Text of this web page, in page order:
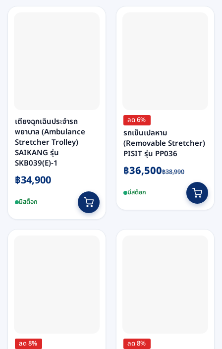
เตียงฉุกเฉินประจำรถ
พยาบาล (Ambulance
Stretcher Trolley)
SAIKANG รุ่น
SKB039(E)-1
฿34,900
มีสต็อก
ลด 6%
รถเข็นเปลหาม
(Removable Stretcher)
PISIT รุ่น PP036
฿38,990
Original
was:
฿36,500
Current
is:มีสต็อก
ลด 8% ลด 8%